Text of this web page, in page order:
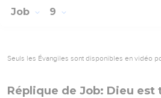
Job 9
Seuls les Évangiles sont disponibles en vidéo
Réplique de Job: Dieu